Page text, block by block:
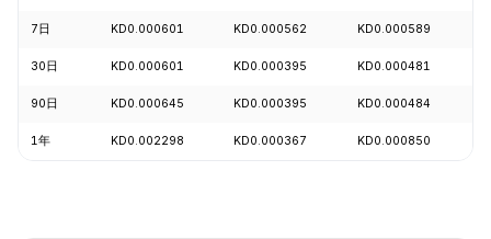
7日 KD0.000601 KD0.000562 KD0.000589
30日 KD0.000601 KD0.000395 KD0.000481
90日 KD0.000645 KD0.000395 KD0.000484
1年 KD0.002298 KD0.000367 KD0.000850